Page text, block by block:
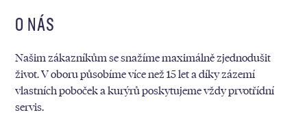
O NÁS
Našim zákazníkům se snažíme maximálně zjednodušit
život. V oboru působíme více než 15 let a díky zázemí
vlastních poboček a kurýrů poskytujeme vždy prvotřídní
servis.